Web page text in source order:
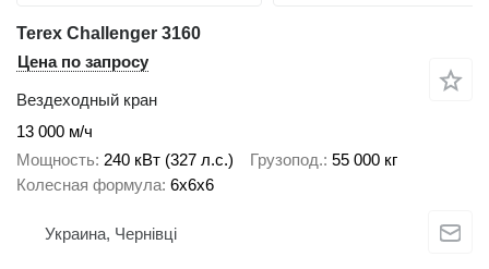
Terex Challenger 3160
Цена по запросу
Вездеходный кран
13 000 м/ч
Мощность 240 кВт (327 л.с.) Грузопод. 55 000 кг
Колесная формула 6x6x6
Украина, Чернівці